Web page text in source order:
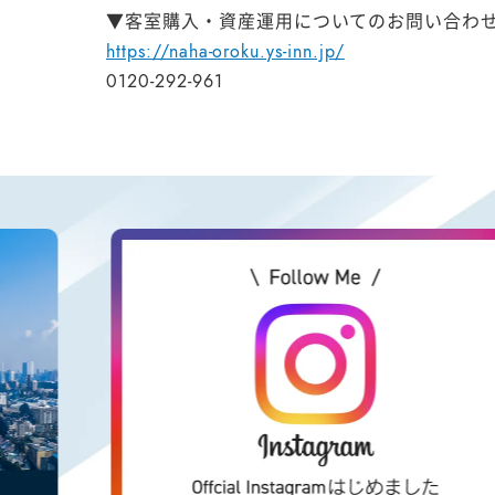
▼客室購入・資産運用についてのお問い合わ
https://naha-oroku.ys-inn.jp/
0120-292-961